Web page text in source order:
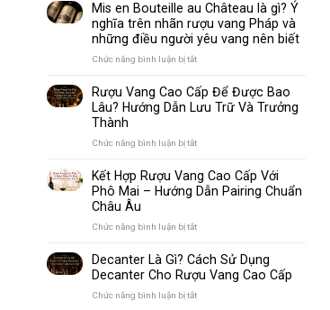
10
Điểm
So
Dễ
Cho
Người
Lalande
de
Pomerol:
nhau
và
Pomerol
là
đáng
Mis en Bouteille au Château là gì? Ý
nghĩa trên nhãn rượu vang Pháp và
những điều người yêu vang nên biết
Chức năng bình luận bị tắtở
en
Bouteille
au
nghĩa
trên
và
những
người
Rượu Vang Cao Cấp Để Được Bao
Lâu? Hướng Dẫn Lưu Trữ Và Trưởng
Thành
Chức năng bình luận bị tắtở
Vang
Cao
Cấp
Hướng
Dẫn
Kết Hợp Rượu Vang Cao Cấp Với
Phô Mai – Hướng Dẫn Pairing Chuẩn
Châu Âu
Chức năng bình luận bị tắtở
Hợp
Rượu
Vang
Cao
Decanter Là Gì? Cách Sử Dụng
Decanter Cho Rượu Vang Cao Cấp
Chức năng bình luận bị tắtở